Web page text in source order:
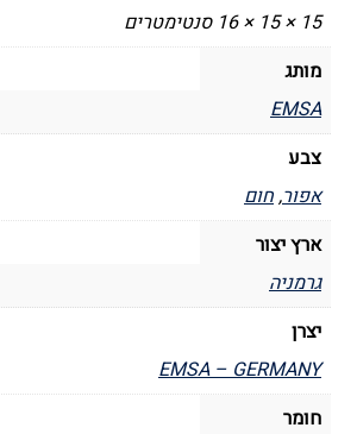
15 × 15 × 16 סנטימטרים
מותג
EMSA
צבע
אפור,חום
ארץ יצור
גרמניה
יצרן
EMSA – GERMANY
חומר